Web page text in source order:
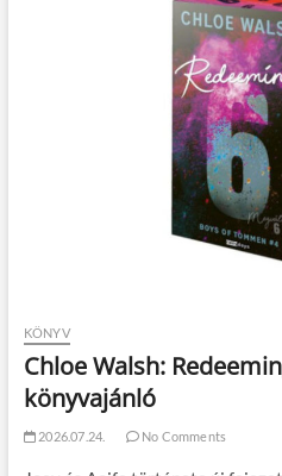
KÖNYV
Chloe Walsh:
könyvajánló
2026.07.24. No Comments